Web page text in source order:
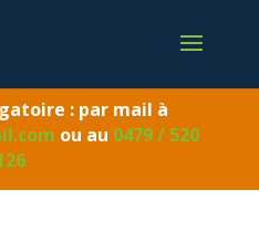
: par mail à
ou au 0479 / 520